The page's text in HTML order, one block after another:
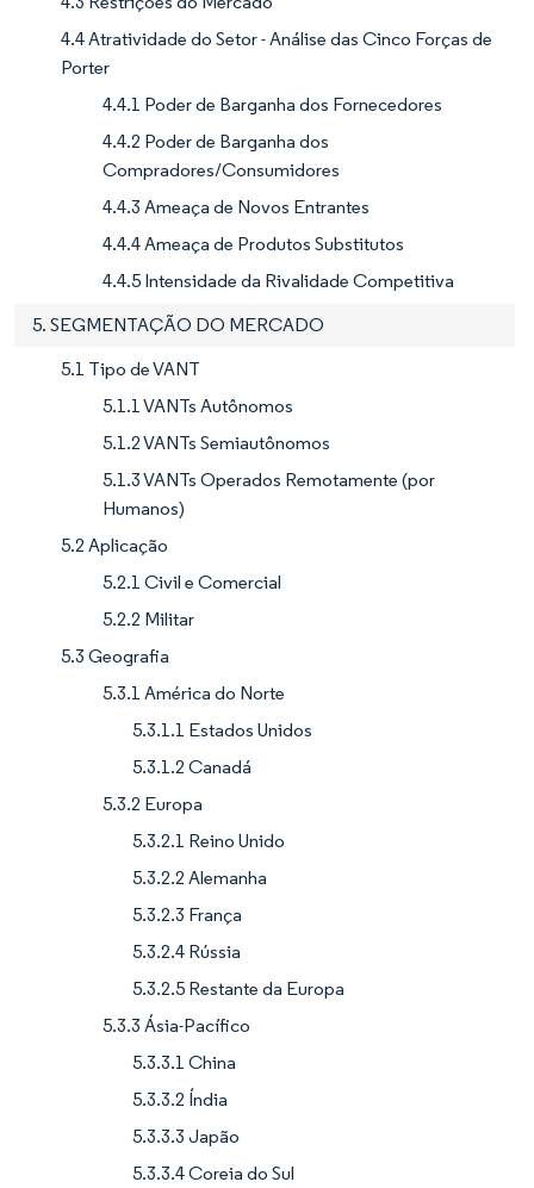
4.4 Atratividade do Setor - Análise das Cinco Forças de
Porter
4.4.1 Poder de Barganha dos Fornecedores
4.4.2 Poder de Barganha dos
Compradores/Consumidores
4.4.3 Ameaça de Novos Entrantes
4.4.4 Ameaça de Produtos Substitutos
4.4.5 Intensidade da Rivalidade Competitiva
5. SEGMENTAÇÃO DO MERCADO
5.1 Tipo de VANT
5.1.1 VANTs Autônomos
5.1.2 VANTs Semiautônomos
5.1.3 VANTs Operados Remotamente (por
Humanos)
5.2 Aplicação
5.2.1 Civil e Comercial
5.2.2 Militar
5.3 Geografia
5.3.1 América do Norte
5.3.1.1 Estados Unidos
5.3.1.2 Canadá
5.3.2 Europa
5.3.2.1 Reino Unido
5.3.2.2 Alemanha
5.3.2.3 França
5.3.2.4 Rússia
5.3.2.5 Restante da Europa
5.3.3 Ásia-Pacífico
5.3.3.1 China
5.3.3.2 Índia
5.3.3.3 Japão
5.3.3.4 Coreia do Sul